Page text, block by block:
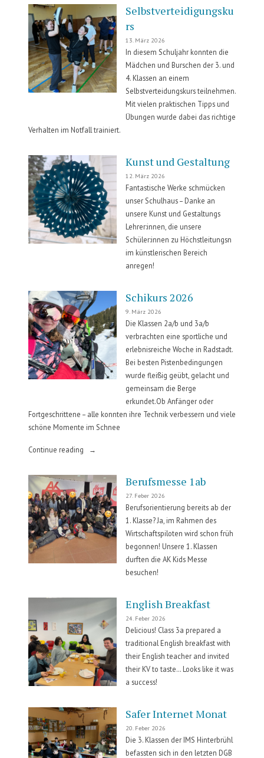
anders!“
Selbstverteidigungsku
rs
13. März 2026
In diesem Schuljahr konnten die
Mädchen und Burschen der 3. und
4. Klassen an einem
Selbstverteidungskurs teilnehmen.
Mit vielen praktischen Tipps und
Übungen wurde dabei das richtige
Verhalten im Notfall trainiert.
Kunst und Gestaltung
12. März 2026
Fantastische Werke schmücken
unser Schulhaus – Danke an
unsere Kunst und Gestaltungs
Lehrer:innen, die unsere
Schüler:innen zu Höchstleitungsn
im künstlerischen Bereich
anregen!
Schikurs 2026
9. März 2026
Die Klassen 2a/b und 3a/b
verbrachten eine sportliche und
erlebnisreiche Woche in Radstadt.
Bei besten Pistenbedingungen
wurde fleißig geübt, gelacht und
gemeinsam die Berge
erkundet.Ob Anfänger oder
Fortgeschrittene – alle konnten ihre Technik verbessern und viele
schöne Momente im Schnee
Continue reading
„Schikurs
Berufsmesse 1ab
27. Feber 2026
Berufsorientierung bereits ab der
1. Klasse? Ja, im Rahmen des
Wirtschaftspiloten wird schon früh
begonnen! Unsere 1. Klassen
durften die AK Kids Messe
besuchen!
English Breakfast
24. Feber 2026
Delicious! Class 3a prepared a
traditional English breakfast with
their English teacher and invited
their KV to taste… Looks like it was
a success!
Safer Internet Monat
20. Feber 2026
Die 3. Klassen der IMS Hinterbrühl
befassten sich in den letzten DGB